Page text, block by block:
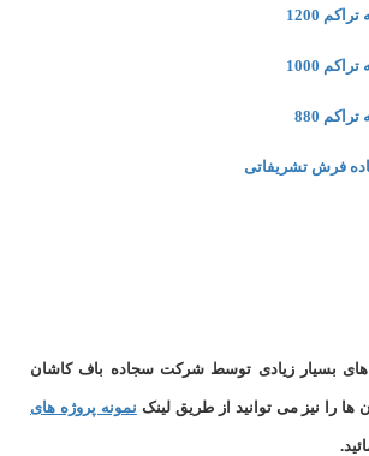
فرش تشریفاتی
بسیار زیادی توسط شرکت سجاده باف کاشان
را نیز می توانید از طریق لینک نمونه پروژه های